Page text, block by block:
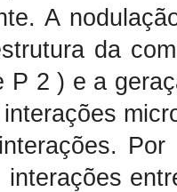
A
da
P 2 ) e a